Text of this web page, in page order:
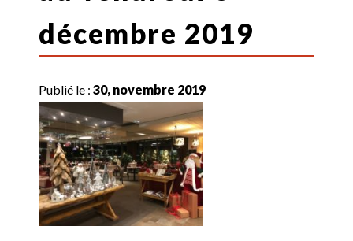
décembre 2019
Publié le :30, novembre 2019